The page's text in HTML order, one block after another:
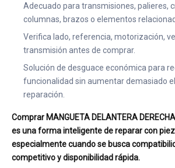
Adecuado para transmisiones, palieres,
columnas, brazos o elementos
Verifica lado, referencia, motorización,
transmisión antes de comprar.
Solución de desguace económica para
funcionalidad sin aumentar demasiado
reparación.
Comprar MANGUETA DELANTERA
es una forma inteligente de reparar con
especialmente cuando se busca
competitivo y disponibilidad rápida.